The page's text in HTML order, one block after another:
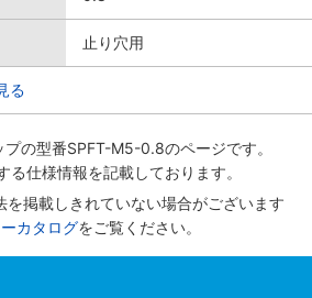
止り穴用
る
プの型番SPFT-M5-0.8のページです。
仕様情報を記載しております。
を掲載しきれていない場合がございます
ーカタログをご覧ください。